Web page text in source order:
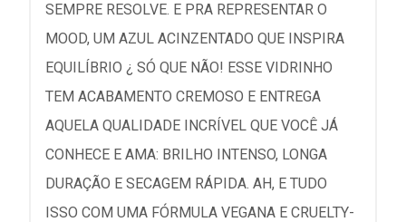
SEMPRE RESOLVE. E PRA REPRESENTAR O
MOOD, UM AZUL ACINZENTADO QUE INSPIRA
EQUILÍBRIO ¿ SÓ QUE NÃO! ESSE VIDRINHO
TEM ACABAMENTO CREMOSO E ENTREGA
AQUELA QUALIDADE INCRÍVEL QUE VOCÊ JÁ
CONHECE E AMA: BRILHO INTENSO, LONGA
DURAÇÃO E SECAGEM RÁPIDA. AH, E TUDO
ISSO COM UMA FÓRMULA VEGANA E CRUELTY-